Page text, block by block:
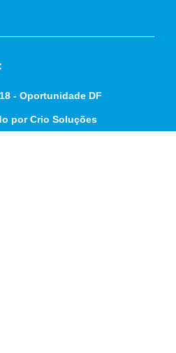
- Oportunidade DF
por Crio Soluções